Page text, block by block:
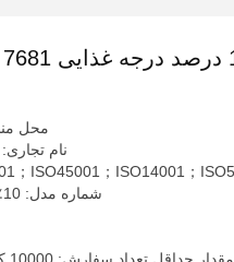
محل
نام تجاری: CNSG
شماره مدل: 10٪ ، 13٪